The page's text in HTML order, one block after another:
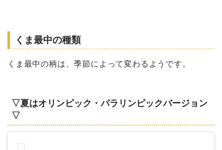
くま最中の種類
くま最中の柄は、季節によって変わるようです。
▽夏はオリンピック・パラリンピックバージョン
▽